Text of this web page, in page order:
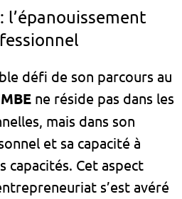
l’épanouissement
défi de son parcours au
ne réside pas dans les
mais dans son
et sa capacité à
capacités. Cet aspect
s’est avéré